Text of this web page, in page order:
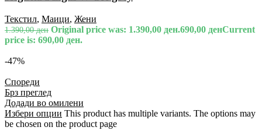
Текстил, Маици, Жени
1.390,00ден Original price was: 1.390,00 ден.690,00 денCurrent
price is: 690,00 ден.
-47%
Спореди
Брз преглед
Додади во омилени
Избери опции This product has multiple variants. The options may
be chosen on the product page